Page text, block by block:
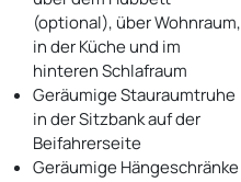
(optional), über Wohnraum,
in der Küche und im
hinteren Schlafraum
Geräumige Stauraumtruhe
in der Sitzbank auf der
Beifahrerseite
Geräumige Hängeschränke